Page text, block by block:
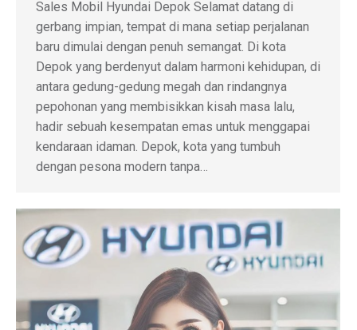
Sales Mobil Hyundai Depok Selamat datang di
gerbang impian, tempat di mana setiap perjalanan
baru dimulai dengan penuh semangat. Di kota
Depok yang berdenyut dalam harmoni kehidupan, di
antara gedung-gedung megah dan rindangnya
pepohonan yang membisikkan kisah masa lalu,
hadir sebuah kesempatan emas untuk menggapai
kendaraan idaman. Depok, kota yang tumbuh
dengan pesona modern tanpa…